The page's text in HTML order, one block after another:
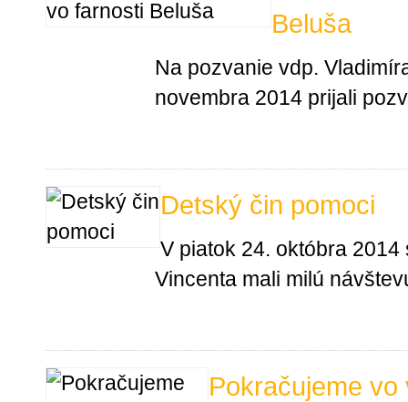
Beluša
Na pozvanie vdp.
novembra 2014 prijali
Detský čin pomoci
V piatok 24. októbra
Vincenta mali milú
Pokračujeme vo